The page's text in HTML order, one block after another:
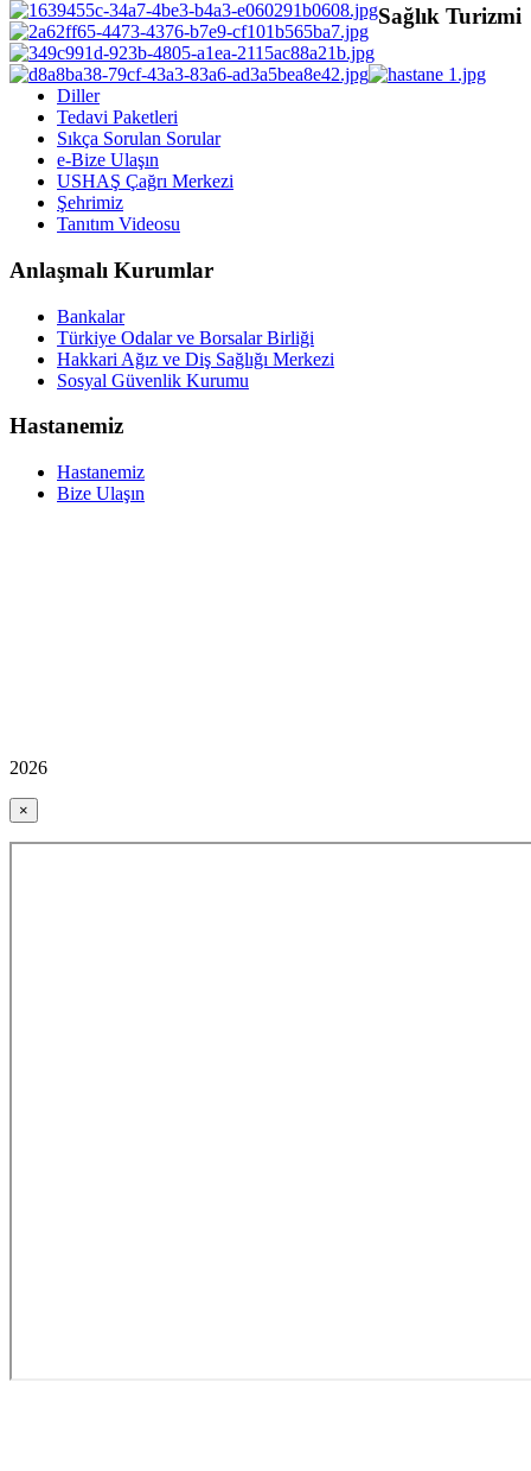
Sağlık Turizmi
Diller
Tedavi Paketleri
Sıkça Sorulan Sorular
e-Bize Ulaşın
USHAŞ Çağrı Merkezi
Şehrimiz
Tanıtım Videosu
Anlaşmalı Kurumlar
Bankalar
Türkiye Odalar ve Borsalar Birliği
Hakkari Ağız ve Diş Sağlığı Merkezi
Sosyal Güvenlik Kurumu
Hastanemiz
Hastanemiz
Bize Ulaşın
2026
×